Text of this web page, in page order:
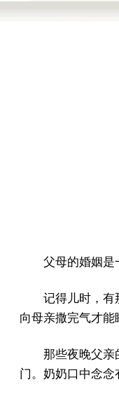
父母的婚姻是
记得儿时，有
向母亲撒完气才
那些夜晚父亲
门。奶奶口中念